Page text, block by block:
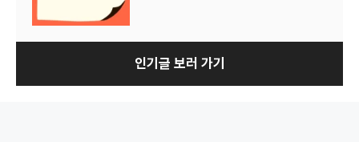
인기글 보러 가기